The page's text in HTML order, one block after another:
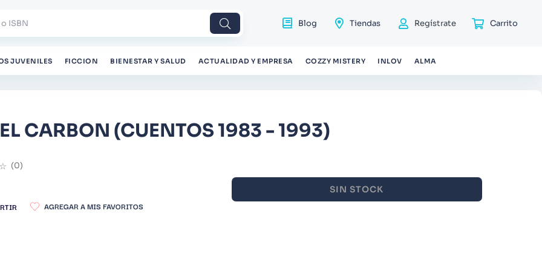
Blog Tiendas Regístrate
JUVENILES FICCION BIENESTAR Y SALUD ACTUALIDAD Y EMPRESA COZZY MISTERY INLOV ALMA
CARBON (CUENTOS 1983 - 1993)
☆ (0)
SIN STOCK